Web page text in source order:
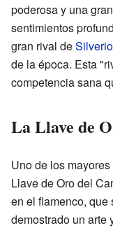
poderosa y una
sentimientos
gran rival de
de la época. Esta
competencia sana
La Llave de
Uno de los
Llave de Oro del
en el flamenco, que
demostrado un arte